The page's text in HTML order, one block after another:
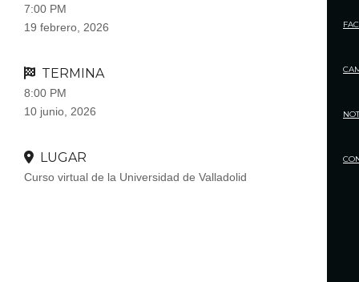
7:00 PM
19 febrero, 2026
TERMINA
8:00 PM
10 junio, 2026
LUGAR
Curso virtual de la Universidad de Valladolid